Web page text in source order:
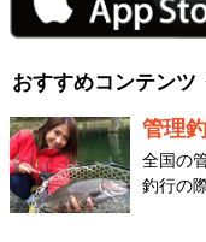
おすすめコンテンツ
管理
全国の
釣行の